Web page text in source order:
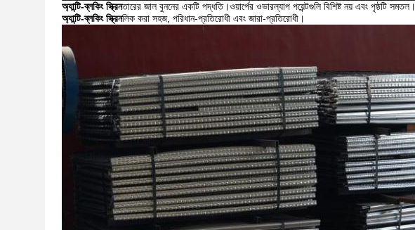
অ্যান্টি-ব্লকিং স্ক্রিনতারের জাল বুননের একটি পদ্ধতি।ওয়ার্পের ওভারল্যাপ পয়েন্টগুলি বিশিষ্ট নয় এবং পৃষ্ঠটি সমতল।
অ্যান্টি-ব্লকিং স্ক্রিনলিক করা সহজ, পরিধান-প্রতিরোধী এবং জারা-প্রতিরোধী।